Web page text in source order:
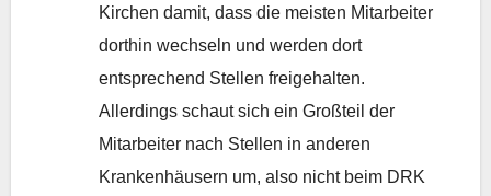
Kirchen damit, dass die meisten Mitarbeiter
dorthin wechseln und werden dort
entsprechend Stellen freigehalten.
Allerdings schaut sich ein Großteil der
Mitarbeiter nach Stellen in anderen
Krankenhäusern um, also nicht beim DRK